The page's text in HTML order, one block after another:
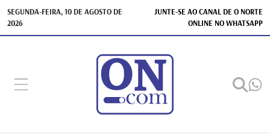
SEGUNDA-FEIRA, 10 DE AGOSTO DE
2026
JUNTE-SE AO CANAL DE O NORTE
ONLINE NO WHATSAPP